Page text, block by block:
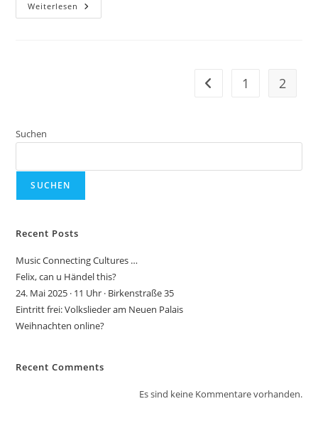
Weiterlesen King
Arthur
Gehe zur vorherigen
1 2
Suchen
SUCHEN
Recent Posts
Music Connecting Cultures …
Felix, can u Händel this?
24. Mai 2025 · 11 Uhr · Birkenstraße 35
Eintritt frei: Volkslieder am Neuen Palais
Weihnachten online?
Recent Comments
Es sind keine Kommentare vorhanden.